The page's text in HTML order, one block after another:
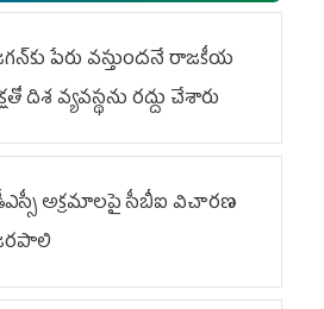
పేరు వస్తుందనే రాజకీయ
దిశ వ్య‌వ‌స్థ‌ను రద్దు చేశారు
అక్రమాలపై సీబీఐ విచారణ